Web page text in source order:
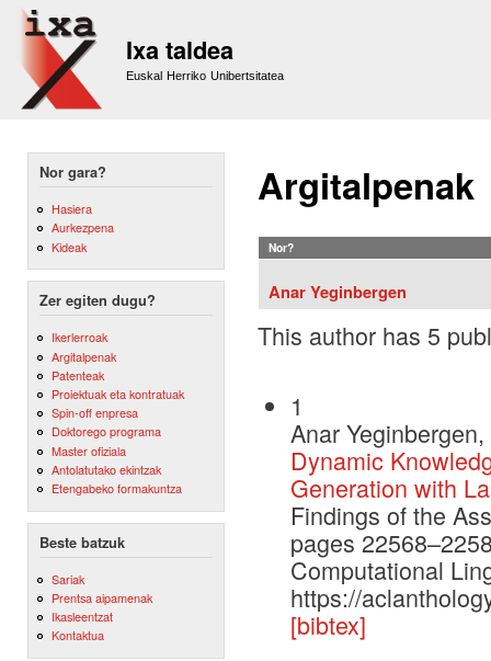
Ixa taldea
Euskal Herriko Unibertsitatea
Nor gara?
Hasiera
Aurkezpena
Kideak
Zer egiten dugu?
Ikerlerroak
Argitalpenak
Patenteak
Proiektuak eta kontratuak
Spin-off enpresa
Doktorego programa
Master ofiziala
Antolatutako ekintzak
Etengabeko formakuntza
Beste batzuk
Sariak
Prentsa aipamenak
Ikasleentzat
Kontaktua
Argitalpenak
Nor?
Anar Yeginbergen
This author has 5
1
Anar
Dynamic
Generation with
Findings of the
pages
Computational
https://
[bibtex]